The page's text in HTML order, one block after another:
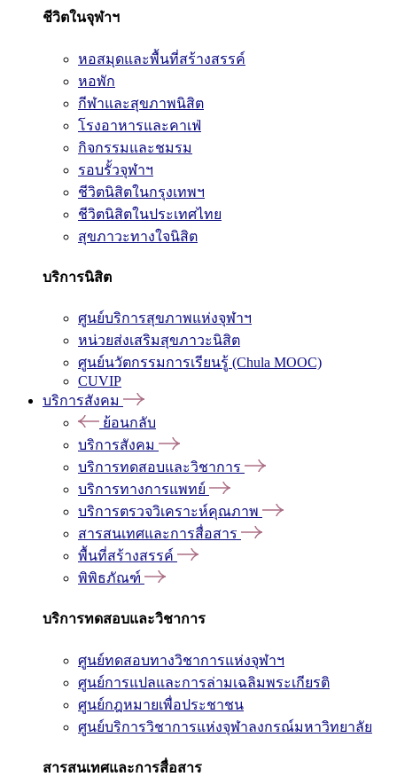
ชีวิตในจุฬาฯ
หอสมุดและพื้นที่สร้างสรรค์
หอพัก
กีฬาและสุขภาพนิสิต
โรงอาหารและคาเฟ่
กิจกรรมและชมรม
รอบรั้วจุฬาฯ
ชีวิตนิสิตในกรุงเทพฯ
ชีวิตนิสิตในประเทศไทย
สุขภาวะทางใจนิสิต
บริการนิสิต
ศูนย์บริการสุขภาพแห่งจุฬาฯ
หน่วยส่งเสริมสุขภาวะนิสิต
ศูนย์นวัตกรรมการเรียนรู้ (Chula MOOC)
CUVIP
บริการสังคม
ย้อนกลับ
บริการสังคม
บริการทดสอบและวิชาการ
บริการทางการแพทย์
บริการตรวจวิเคราะห์คุณภาพ
สารสนเทศและการสื่อสาร
พื้นที่สร้างสรรค์
พิพิธภัณฑ์
บริการทดสอบและวิชาการ
ศูนย์ทดสอบทางวิชาการแห่งจุฬาฯ
ศูนย์การแปลและการล่ามเฉลิมพระเกียรติ
ศูนย์กฎหมายเพื่อประชาชน
ศูนย์บริการวิชาการแห่งจุฬาลงกรณ์มหาวิทยาลัย
สารสนเทศและการสื่อสาร